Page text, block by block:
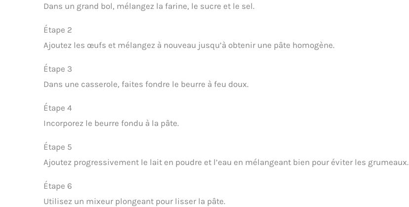
Dans un grand bol, mélangez la farine, le sucre et le sel.
Étape 2
Ajoutez les œufs et mélangez à nouveau jusqu’à obtenir une pâte homogène.
Étape 3
Dans une casserole, faites fondre le beurre à feu doux.
Étape 4
Incorporez le beurre fondu à la pâte.
Étape 5
Ajoutez progressivement le lait en poudre et l’eau en mélangeant bien pour éviter les grumeaux.
Étape 6
Utilisez un mixeur plongeant pour lisser la pâte.